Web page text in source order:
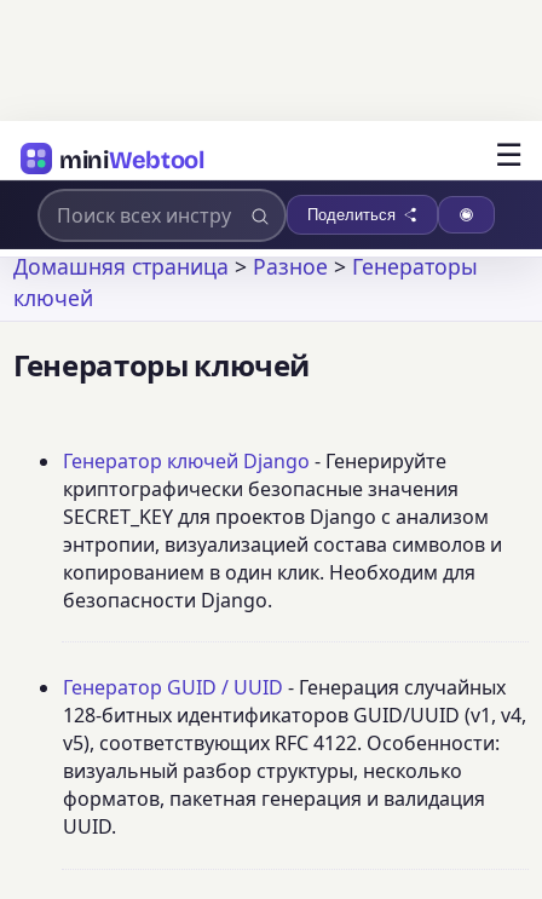
miniWebtool ☰
Поделиться
Домашняя страница>Разное>Генераторы
ключей
Генераторы ключей
Генератор ключей Django - Генерируйте
криптографически безопасные значения
SECRET_KEY для проектов Django с анализом
энтропии, визуализацией состава символов и
копированием в один клик. Необходим для
безопасности Django.
Генератор GUID / UUID - Генерация случайных
128-битных идентификаторов GUID/UUID (v1, v4,
v5), соответствующих RFC 4122. Особенности:
визуальный разбор структуры, несколько
форматов, пакетная генерация и валидация
UUID.